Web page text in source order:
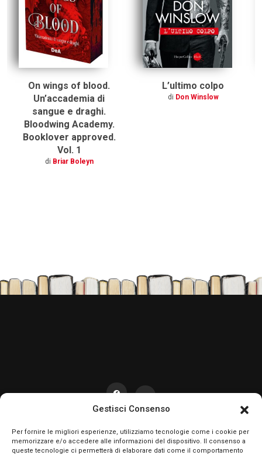
Gestisci Consenso
Per fornire le migliori esperienze, utilizziamo tecnologie come i cookie per
memorizzare e/o accedere alle informazioni del dispositivo. Il consenso a
queste tecnologie ci permetterà di elaborare dati come il comportamento
On wings of blood.
Un’accademia di
sangue e draghi.
Bloodwing Academy.
Booklover approved.
Vol. 1
di Briar Boleyn
L’ultimo colpo
di Don Winslow
TikTok